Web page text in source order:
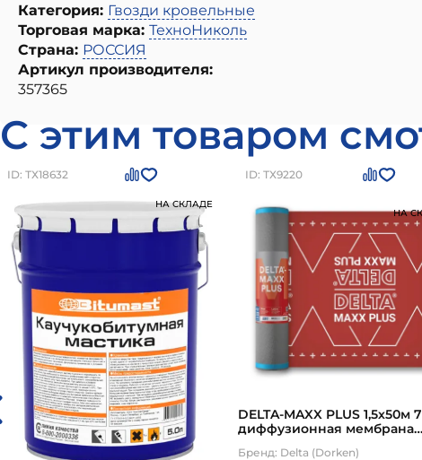
Категория: Гвозди кровельные
Торговая марка: ТехноНиколь
Страна: РОССИЯ
Артикул производителя:
357365
С этим товаром
ID: ТХ18632
НА СКЛАДЕ
ID: ТХ9220
НА
DELTA-MAXX PLUS 1,5х50м
диффузионная мембрана
Бренд: Delta (Dorken)